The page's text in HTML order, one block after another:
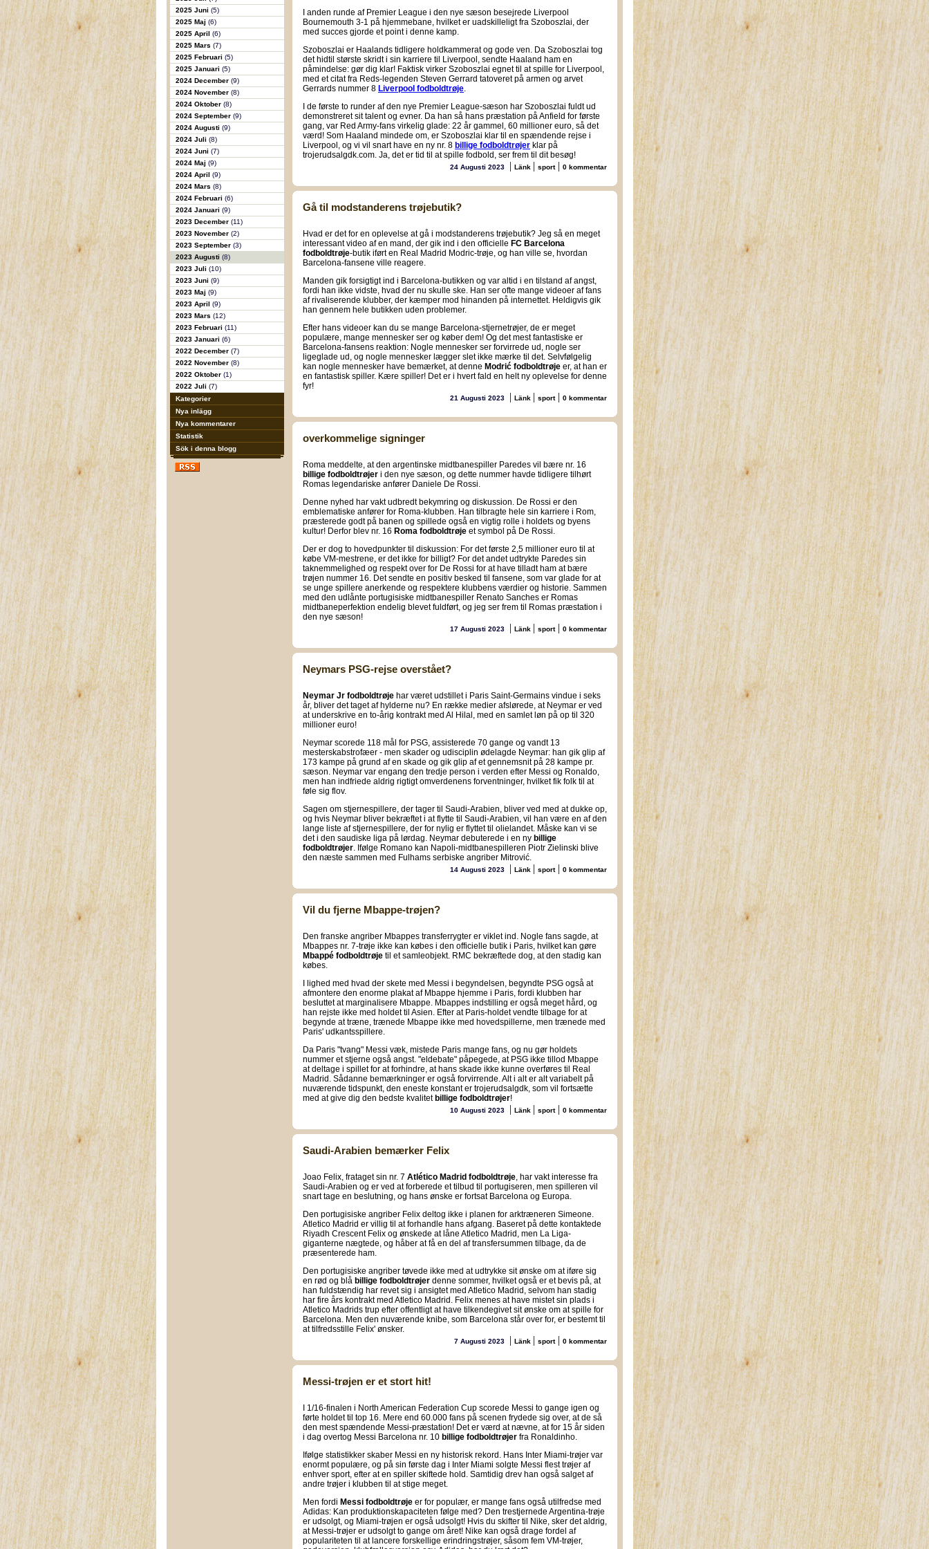
2025 Juni (5)
2025 Maj (6)
2025 April (6)
2025 Mars (7)
2025 Februari (5)
2025 Januari (5)
2024 December (9)
2024 November (8)
2024 Oktober (8)
2024 September (9)
2024 Augusti (9)
2024 Juli (8)
2024 Juni (7)
2024 Maj (9)
2024 April (9)
2024 Mars (8)
2024 Februari (6)
2024 Januari (9)
2023 December (11)
2023 November (2)
2023 September (3)
2023 Augusti (8)
2023 Juli (10)
2023 Juni (9)
2023 Maj (9)
2023 April (9)
2023 Mars (12)
2023 Februari (11)
2023 Januari (6)
2022 December (7)
2022 November (8)
2022 Oktober (1)
2022 Juli (7)
Kategorier
Nya inlägg
Nya kommentarer
Statistik
Sök i denna blogg
I anden runde af Premier League i den nye sæson besejrede Liverpool
Bournemouth 3-1 på hjemmebane, hvilket er uadskilleligt fra Szoboszlai, der
med succes gjorde et point i denne kamp.
Szoboszlai er Haalands tidligere holdkammerat og gode ven. Da Szoboszlai tog
det hidtil største skridt i sin karriere til Liverpool, sendte Haaland ham en
påmindelse: gør dig klar! Faktisk virker Szoboszlai egnet til at spille for Liverpool,
med et citat fra Reds-legenden Steven Gerrard tatoveret på armen og arvet
Gerrards nummer 8 Liverpool fodboldtrøje.
I de første to runder af den nye Premier League-sæson har Szoboszlai fuldt ud
demonstreret sit talent og evner. Da han så hans præstation på Anfield for første
gang, var Red Army-fans virkelig glade: 22 år gammel, 60 millioner euro, så det
værd! Som Haaland mindede om, er Szoboszlai klar til en spændende rejse i
Liverpool, og vi vil snart have en ny nr. 8 billige fodboldtrøjer klar på
trojerudsalgdk.com. Ja, det er tid til at spille fodbold, ser frem til dit besøg!
24 Augusti 2023 | Länk | sport| 0 kommentar
Gå til modstanderens trøjebutik?
Hvad er det for en oplevelse at gå i modstanderens trøjebutik? Jeg så en meget
interessant video af en mand, der gik ind i den officielle FC Barcelona
fodboldtrøje-butik iført en Real Madrid Modric-trøje, og han ville se, hvordan
Barcelona-fansene ville reagere.
Manden gik forsigtigt ind i Barcelona-butikken og var altid i en tilstand af angst,
fordi han ikke vidste, hvad der nu skulle ske. Han ser ofte mange videoer af fans
af rivaliserende klubber, der kæmper mod hinanden på internettet. Heldigvis gik
han gennem hele butikken uden problemer.
Efter hans videoer kan du se mange Barcelona-stjernetrøjer, de er meget
populære, mange mennesker ser og køber dem! Og det mest fantastiske er
Barcelona-fansens reaktion: Nogle mennesker ser forvirrede ud, nogle ser
ligeglade ud, og nogle mennesker lægger slet ikke mærke til det. Selvfølgelig
kan nogle mennesker have bemærket, at denne Modrić fodboldtrøje er, at han er
en fantastisk spiller. Kære spiller! Det er i hvert fald en helt ny oplevelse for denne
fyr!
21 Augusti 2023 | Länk | sport| 0 kommentar
overkommelige signinger
Roma meddelte, at den argentinske midtbanespiller Paredes vil bære nr. 16
billige fodboldtrøjer i den nye sæson, og dette nummer havde tidligere tilhørt
Romas legendariske anfører Daniele De Rossi.
Denne nyhed har vakt udbredt bekymring og diskussion. De Rossi er den
emblematiske anfører for Roma-klubben. Han tilbragte hele sin karriere i Rom,
præsterede godt på banen og spillede også en vigtig rolle i holdets og byens
kultur! Derfor blev nr. 16 Roma fodboldtrøje et symbol på De Rossi.
Der er dog to hovedpunkter til diskussion: For det første 2,5 millioner euro til at
købe VM-mestrene, er det ikke for billigt? For det andet udtrykte Paredes sin
taknemmelighed og respekt over for De Rossi for at have tilladt ham at bære
trøjen nummer 16. Det sendte en positiv besked til fansene, som var glade for at
se unge spillere anerkende og respektere klubbens værdier og historie. Sammen
med den udlånte portugisiske midtbanespiller Renato Sanches er Romas
midtbaneperfektion endelig blevet fuldført, og jeg ser frem til Romas præstation i
den nye sæson!
17 Augusti 2023 | Länk | sport| 0 kommentar
Neymars PSG-rejse overstået?
Neymar Jr fodboldtrøje har været udstillet i Paris Saint-Germains vindue i seks
år, bliver det taget af hylderne nu? En række medier afslørede, at Neymar er ved
at underskrive en to-årig kontrakt med Al Hilal, med en samlet løn på op til 320
millioner euro!
Neymar scorede 118 mål for PSG, assisterede 70 gange og vandt 13
mesterskabstrofæer - men skader og udisciplin ødelagde Neymar: han gik glip af
173 kampe på grund af en skade og gik glip af et gennemsnit på 28 kampe pr.
sæson. Neymar var engang den tredje person i verden efter Messi og Ronaldo,
men han indfriede aldrig rigtigt omverdenens forventninger, hvilket fik folk til at
føle sig flov.
Sagen om stjernespillere, der tager til Saudi-Arabien, bliver ved med at dukke op,
og hvis Neymar bliver bekræftet i at flytte til Saudi-Arabien, vil han være en af den
lange liste af stjernespillere, der for nylig er flyttet til olielandet. Måske kan vi se
det i den saudiske liga på lørdag. Neymar debuterede i en ny billige
fodboldtrøjer. Ifølge Romano kan Napoli-midtbanespilleren Piotr Zielinski blive
den næste sammen med Fulhams serbiske angriber Mitrović.
14 Augusti 2023 | Länk | sport| 0 kommentar
Vil du fjerne Mbappe-trøjen?
Den franske angriber Mbappes transferrygter er viklet ind. Nogle fans sagde, at
Mbappes nr. 7-trøje ikke kan købes i den officielle butik i Paris, hvilket kan gøre
Mbappé fodboldtrøje til et samleobjekt. RMC bekræftede dog, at den stadig kan
købes.
I lighed med hvad der skete med Messi i begyndelsen, begyndte PSG også at
afmontere den enorme plakat af Mbappe hjemme i Paris, fordi klubben har
besluttet at marginalisere Mbappe. Mbappes indstilling er også meget hård, og
han rejste ikke med holdet til Asien. Efter at Paris-holdet vendte tilbage for at
begynde at træne, trænede Mbappe ikke med hovedspillerne, men trænede med
Paris' udkantsspillere.
Da Paris "tvang" Messi væk, mistede Paris mange fans, og nu gør holdets
nummer et stjerne også angst. "eldebate" påpegede, at PSG ikke tillod Mbappe
at deltage i spillet for at forhindre, at hans skade ikke kunne overføres til Real
Madrid. Sådanne bemærkninger er også forvirrende. Alt i alt er alt variabelt på
nuværende tidspunkt, den eneste konstant er trojerudsalgdk, som vil fortsætte
med at give dig den bedste kvalitet billige fodboldtrøjer!
10 Augusti 2023 | Länk | sport| 0 kommentar
Saudi-Arabien bemærker Felix
Joao Felix, frataget sin nr. 7 Atlético Madrid fodboldtrøje, har vakt interesse fra
Saudi-Arabien og er ved at forberede et tilbud til portugiseren, men spilleren vil
snart tage en beslutning, og hans ønske er fortsat Barcelona og Europa.
Den portugisiske angriber Felix deltog ikke i planen for arktræneren Simeone.
Atletico Madrid er villig til at forhandle hans afgang. Baseret på dette kontaktede
Riyadh Crescent Felix og ønskede at låne Atletico Madrid, men La Liga-
giganterne nægtede, og håber at få en del af transfersummen tilbage, da de
præsenterede ham.
Den portugisiske angriber tøvede ikke med at udtrykke sit ønske om at iføre sig
en rød og blå billige fodboldtrøjer denne sommer, hvilket også er et bevis på, at
han fuldstændig har revet sig i ansigtet med Atletico Madrid, selvom han stadig
har fire års kontrakt med Atletico Madrid. Felix menes at have mistet sin plads i
Atletico Madrids trup efter offentligt at have tilkendegivet sit ønske om at spille for
Barcelona. Men den nuværende knibe, som Barcelona står over for, er bestemt til
at tilfredsstille Felix' ønsker.
7 Augusti 2023 | Länk | sport| 0 kommentar
Messi-trøjen er et stort hit!
I 1/16-finalen i North American Federation Cup scorede Messi to gange igen og
førte holdet til top 16. Mere end 60.000 fans på scenen frydede sig over, at de så
den mest spændende Messi-præstation! Det er værd at nævne, at for 15 år siden
i dag overtog Messi Barcelona nr. 10 billige fodboldtrøjer fra Ronaldinho.
Ifølge statistikker skaber Messi en ny historisk rekord. Hans Inter Miami-trøjer var
enormt populære, og på sin første dag i Inter Miami solgte Messi flest trøjer af
enhver sport, efter at en spiller skiftede hold. Samtidig drev han også salget af
andre trøjer i klubben til at stige meget.
Men fordi Messi fodboldtrøje er for populær, er mange fans også utilfredse med
Adidas: Kan produktionskapaciteten følge med? Den trestjernede Argentina-trøje
er udsolgt, og Miami-trøjen er også udsolgt! Hvis du skifter til Nike, sker det aldrig,
at Messi-trøjer er udsolgt to gange om året! Nike kan også drage fordel af
populariteten til at lancere forskellige erindringstrøjer, såsom fem VM-trøjer,